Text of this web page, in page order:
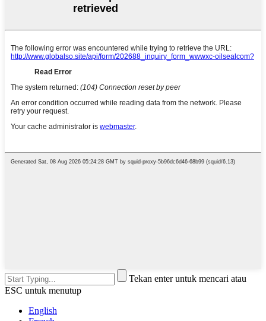
Tekan enter untuk mencari atau
ESC untuk menutup
English